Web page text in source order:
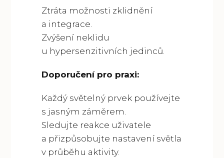
Ztráta možnosti zklidnění
a integrace.
Zvýšení neklidu
u hypersenzitivních jedinců.
Doporučení pro praxi:
Každý světelný prvek používejte
s jasným záměrem.
Sledujte reakce uživatele
a přizpůsobujte nastavení světla
v průběhu aktivity.